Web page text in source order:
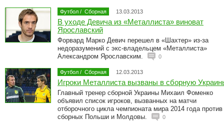
Футбол / Сборная 13.03.2013
В уходе Девича из «Металлиста» виноват
Ярославский
Форвард Марко Девич перешел в «Шахтер» из-за
недоразумений с экс-владельцем «Металлиста»
Александром Ярославским.
0
Футбол / Сборная 12.03.2013
Игроки Металлиста вызваны в сборную
Главный тренер сборной Украины Михаил Фоменко
объявил список игроков, вызванных на матчи
отборочного цикла чемпионата мира 2014 года против
сборных Польши и Молдовы.
0